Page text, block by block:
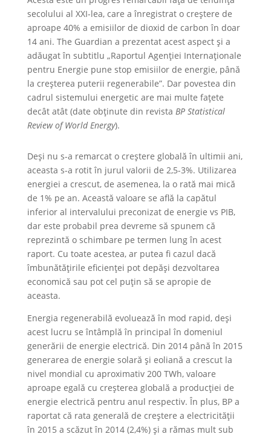
secolului al XXI-lea, care a înregistrat o creștere de
aproape 40% a emisiilor de dioxid de carbon în doar
14 ani. The Guardian a prezentat acest aspect și a
adăugat în subtitlu „Raportul Agenției Internaționale
pentru Energie pune stop emisiilor de energie, până
la creșterea puterii regenerabile”. Dar povestea din
cadrul sistemului energetic are mai multe fațete
decât atât (date obținute din revista BP Statistical
Review of World Energy).
Deși nu s-a remarcat o creștere globală în ultimii ani,
aceasta s-a rotit în jurul valorii de 2,5-3%. Utilizarea
energiei a crescut, de asemenea, la o rată mai mică
de 1% pe an. Această valoare se află la capătul
inferior al intervalului preconizat de energie vs PIB,
dar este probabil prea devreme să spunem că
reprezintă o schimbare pe termen lung în acest
raport. Cu toate acestea, ar putea fi cazul dacă
îmbunătățirile eficienței pot depăși dezvoltarea
economică sau pot cel puțin să se apropie de
aceasta.
Energia regenerabilă evoluează în mod rapid, deși
acest lucru se întâmplă în principal în domeniul
generării de energie electrică. Din 2014 până în 2015
generarea de energie solară și eoliană a crescut la
nivel mondial cu aproximativ 200 TWh, valoare
aproape egală cu creșterea globală a producției de
energie electrică pentru anul respectiv. În plus, BP a
raportat că rata generală de creștere a electricității
în 2015 a scăzut în 2014 (2,4%) și a rămas mult sub